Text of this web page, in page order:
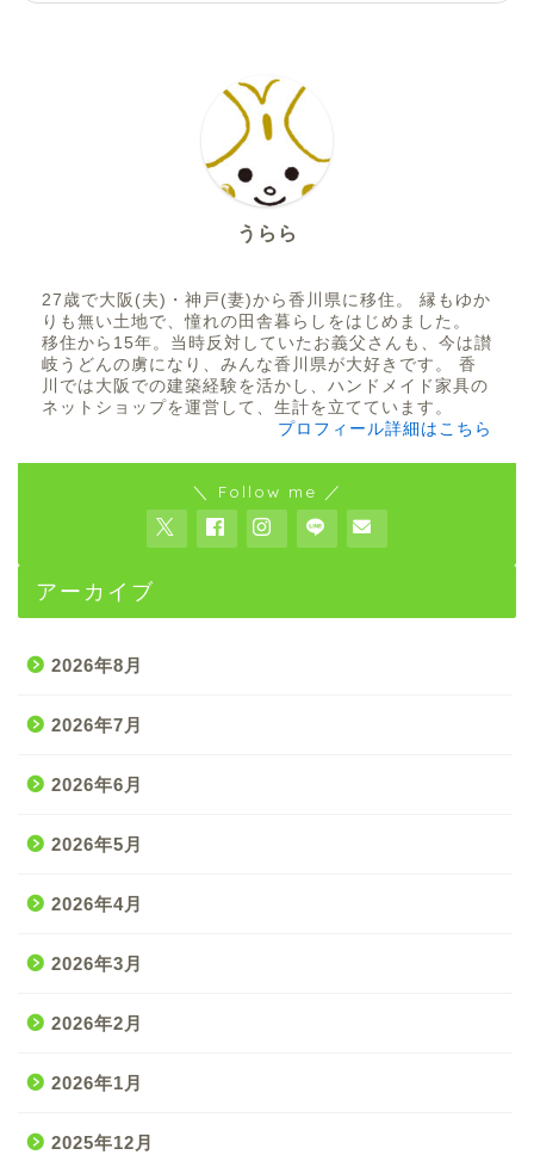
うらら
27歳で大阪(夫)・神戸(妻)から香川県に移住。 縁もゆか
りも無い土地で、憧れの田舎暮らしをはじめました。
移住から15年。当時反対していたお義父さんも、今は讃
岐うどんの虜になり、みんな香川県が大好きです。 香
川では大阪での建築経験を活かし、ハンドメイド家具の
ネットショップを運営して、生計を立てています。
プロフィール詳細はこちら
＼ Follow me ／
アーカイブ
2026年8月
2026年7月
2026年6月
2026年5月
2026年4月
2026年3月
2026年2月
2026年1月
2025年12月